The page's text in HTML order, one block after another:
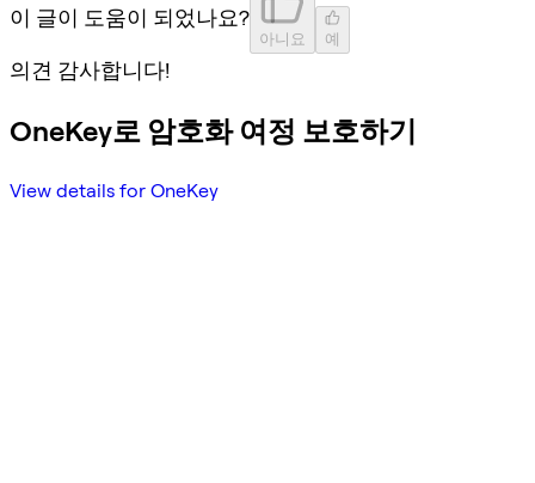
이 글이 도움이 되었나요?
아니요 예
의견 감사합니다!
OneKey로 암호화 여정 보호하기
View details for OneKey